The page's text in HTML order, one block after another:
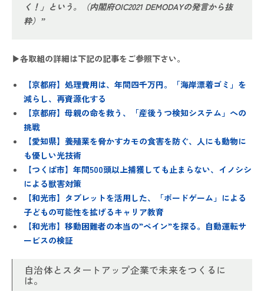
く！」という。（内閣府OIC2021 DEMODAYの発言から抜
粋）”
▶各取組の詳細は下記の記事をご参照下さい。
【京都府】処理費用は、年間四千万円。「海岸漂着ゴミ」を
減らし、再資源化する
【京都府】母親の命を救う、「産後うつ検知システム」への
挑戦
【愛知県】養殖業を脅かすカモの食害を防ぐ、人にも動物に
も優しい光技術
【つくば市】年間500頭以上捕獲しても止まらない、イノシシ
による獣害対策
【和光市】タブレットを活用した、「ボードゲーム」による
子どもの可能性を拡げるキャリア教育
【和光市】移動困難者の本当の”ペイン”を探る。自動運転サ
ービスの検証
自治体とスタートアップ企業で未来をつくるに
は。